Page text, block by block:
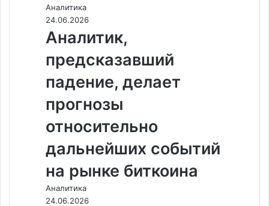
Аналитика
24.06.2026
Аналитик,
предсказавший
падение, делает
прогнозы
относительно
дальнейших событий
на рынке биткоина
Аналитика
24.06.2026